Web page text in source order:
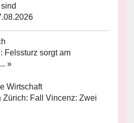
Felssturz sorgt am
»
Zürich: Fall Vincenz: Zwei